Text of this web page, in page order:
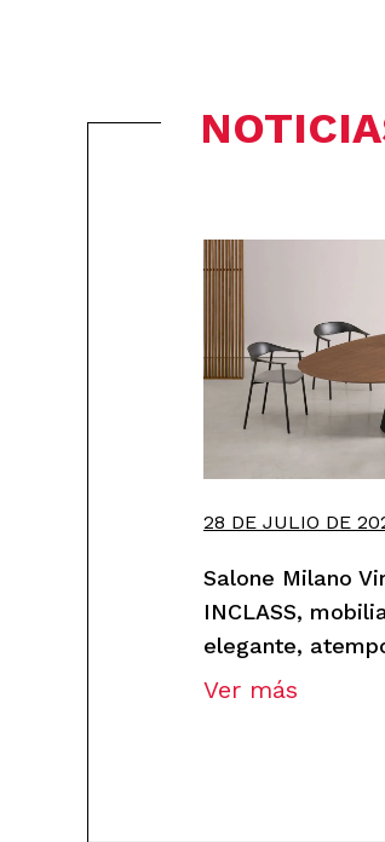
28 DE JULIO DE
Salone Milano
INCLASS,
elegante,
Ver más